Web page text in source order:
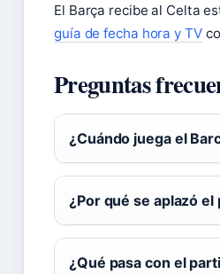
El Barça recibe al Celta
guía de fecha hora y TV
Preguntas
¿Cuándo juega el
¿Por qué se aplazó
¿Qué pasa con el